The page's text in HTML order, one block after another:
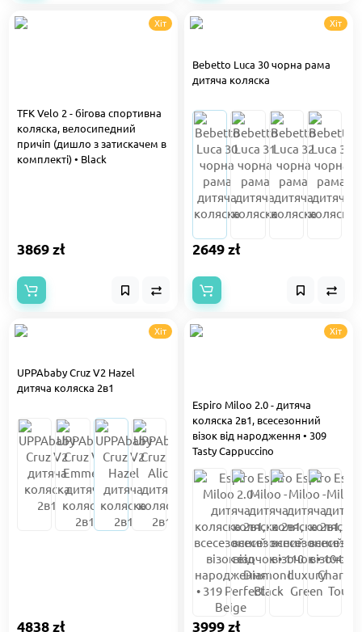
Хіт
TFK Velo 2 - бігова спортивна
коляска, велосипедний
причіп (дишло з затискачем в
комплекті) • Black
3869 zł
Хіт
Bebetto Luca 30 чорна рама
дитяча коляска
2649 zł
Хіт
UPPAbaby Cruz V2 Hazel
дитяча коляска 2в1
4838 zł
Хіт
Espiro Miloo 2.0 - дитяча
коляска 2в1, всесезонний
візок від народження • 309
Tasty Cappuccino
3999 zł